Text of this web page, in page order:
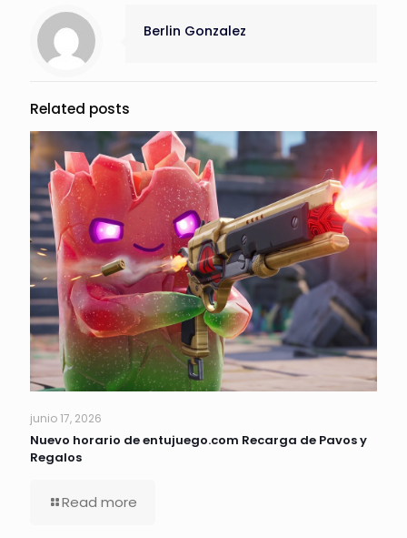
Berlin Gonzalez
Related posts
junio 17, 2026
Nuevo horario de entujuego.com Recarga de Pavos y
Regalos
Read more